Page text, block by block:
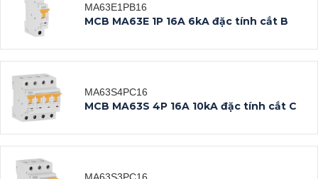
Datasheet
Datasheet
MA63E1PB16
MCB MA63E 1P 16A 6kA đặc tính cắt B
MA63S4PC16
MCB MA63S 4P 16A 10kA đặc tính cắt C
MA63S3PC16